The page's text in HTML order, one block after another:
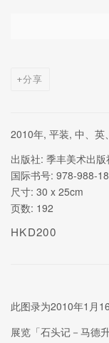
Open a larger
分享
2010年, 平装, 中、英
出版社: 季丰美术出版
国际书号: 978-988-
尺寸: 30 x 25cm
页数: 192
HKD200
此图录为2010年1月
展览「石头记－马德